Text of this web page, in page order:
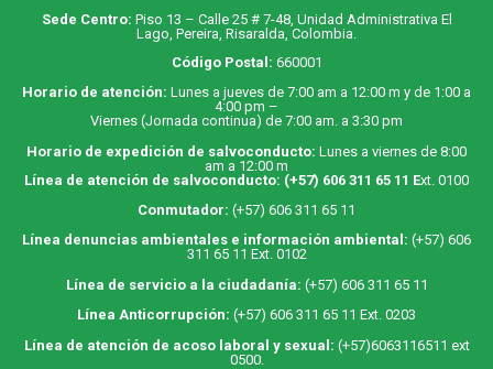
Sede Centro: Piso 13 – Calle 25 # 7-48, Unidad Administrativa El
Lago, Pereira, Risaralda, Colombia.
Código Postal: 660001
Horario de atención: Lunes a jueves de 7:00 am a 12:00 m y de 1:00 a
4:00 pm –
Viernes (Jornada continua) de 7:00 am. a 3:30 pm
Horario de expedición de salvoconducto: Lunes a viernes de 8:00
am a 12:00 m
Línea de atención de salvoconducto: (+57) 606 311 65 11 Ext. 0100
Conmutador: (+57) 606 311 65 11
Línea denuncias ambientales e información ambiental: (+57) 606
311 65 11 Ext. 0102
Línea de servicio a la ciudadanía: (+57) 606 311 65 11
Línea Anticorrupción: (+57) 606 311 65 11 Ext. 0203
Línea de atención de acoso laboral y sexual: (+57)6063116511 ext
0500.